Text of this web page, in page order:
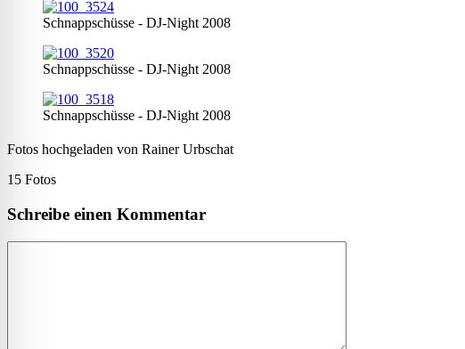
Schnappschüsse - DJ-Night 2008
Schnappschüsse - DJ-Night 2008
Schnappschüsse - DJ-Night 2008
Fotos hochgeladen von Rainer Urbschat
15 Fotos
Schreibe einen Kommentar